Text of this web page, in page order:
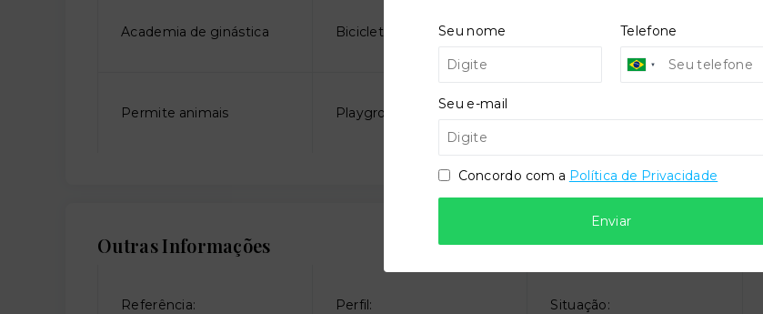
Academia de ginástica Bicicletário Elevador social
Permite animais Playground
Outras Informações
Referência:
Perfil:
Situação:
Seu nome Telefone
Seu e-mail
Concordo com a Política de Privacidade
Enviar